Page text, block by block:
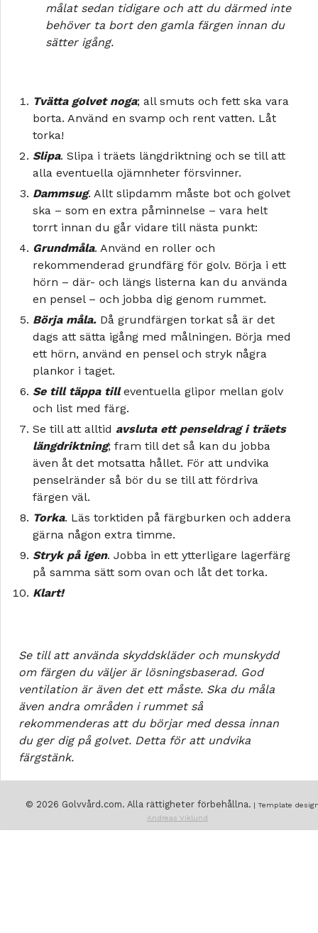
målat sedan tidigare och att du därmed inte
behöver ta bort den gamla färgen innan du
sätter igång.
Tvätta golvet noga; all smuts och fett ska vara
borta. Använd en svamp och rent vatten. Låt
torka!
Slipa. Slipa i träets längdriktning och se till att
alla eventuella ojämnheter försvinner.
Dammsug. Allt slipdamm måste bot och golvet
ska – som en extra påminnelse – vara helt
torrt innan du går vidare till nästa punkt:
Grundmåla. Använd en roller och
rekommenderad grundfärg för golv. Börja i ett
hörn – där- och längs listerna kan du använda
en pensel – och jobba dig genom rummet.
Börja måla. Då grundfärgen torkat så är det
dags att sätta igång med målningen. Börja med
ett hörn, använd en pensel och stryk några
plankor i taget.
Se till täppa tilleventuella glipor mellan golv
och list med färg.
Se till att alltid avsluta ett penseldrag i träets
längdriktning; fram till det så kan du jobba
även åt det motsatta hållet. För att undvika
penselränder så bör du se till att fördriva
färgen väl.
Torka. Läs torktiden på färgburken och addera
gärna någon extra timme.
Stryk på igen. Jobba in ett ytterligare lagerfärg
på samma sätt som ovan och låt det torka.
Klart!
Se till att använda skyddskläder och munskydd
om färgen du väljer är lösningsbaserad. God
ventilation är även det ett måste. Ska du måla
även andra områden i rummet så
rekommenderas att du börjar med dessa innan
du ger dig på golvet. Detta för att undvika
färgstänk.
© 2026 Golvvård.com. Alla rättigheter förbehållna. | Template
Andreas Viklund